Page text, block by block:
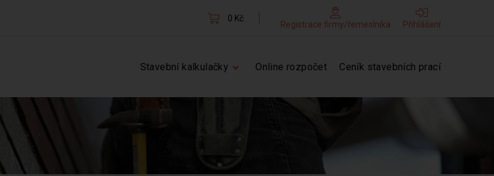
0 Kč
Registrace firmy/řemeslníka Přihlášení
Stavební kalkulačky Online rozpočet Ceník stavebních prací